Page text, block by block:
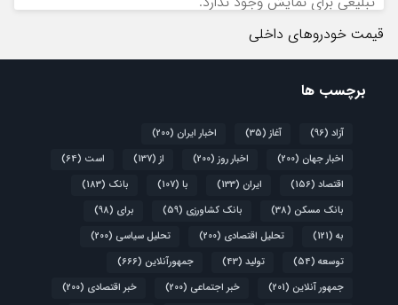
قیمت خودروهای داخلی
برچسب ها
آزاد (96) آغاز (35) اخبار ایران (200)
اخبار جهان (200) اخبار روز (200) از (137) است (64)
اقتصاد (156) ایران (133) با (107) بانک (183)
بانک مسکن (38) بانک کشاورزی (59) برای (98)
به (121) تحلیل اقتصادی (200) تحلیل سیاسی (200)
توسعه (54) تولید (43) جمهورآنلاین (666)
جمهور آنلاین (201) خبر اجتماعی (200) خبر اقتصادی (200)